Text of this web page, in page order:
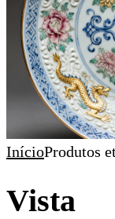
InícioProdutos
Vista